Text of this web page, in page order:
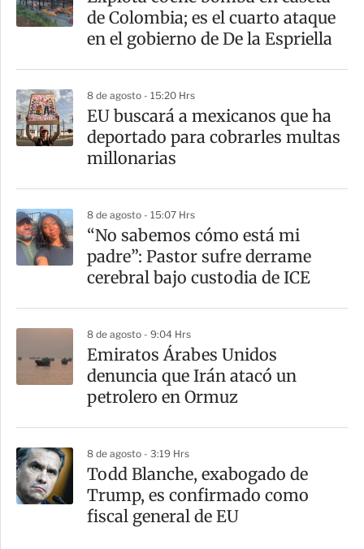
r
t
de Colombia; es el cuarto ataque
en el gobierno de De la Espriella
8 de agosto - 15:20 Hrs
EU buscará a mexicanos que ha
deportado para cobrarles multas
millonarias
8 de agosto - 15:07 Hrs
“No sabemos cómo está mi
padre”: Pastor sufre derrame
cerebral bajo custodia de ICE
8 de agosto - 9:04 Hrs
Emiratos Árabes Unidos
denuncia que Irán atacó un
petrolero en Ormuz
8 de agosto - 3:19 Hrs
Todd Blanche, exabogado de
Trump, es confirmado como
fiscal general de EU